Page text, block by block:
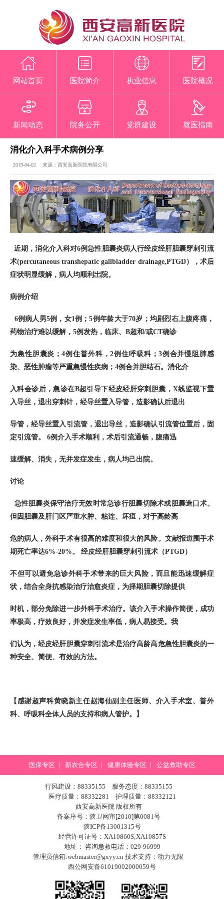
网站首页 医院简介 执业信息 医院概况
新闻动态 院务公开 党群建设 就医指南
消化介入科手术病例分享
2019-04-02 来源：西安高新医院有限公司
近期，消化介入科对6例急性胆囊炎病人行经皮经肝胆囊穿刺引流
术(percutaneous transhepatic gallbladder drainage,PTGD），术后
症状明显缓解，病人均顺利岀院。
病例介绍
6例病人男5例，女1例；5例年龄大于70岁；均剧烈右上腹疼痛，
药物治疗难以缓解，5例发热，临床、B超和/或CT确诊
为急性胆囊炎；4例住普外科，2例住呼吸科；3例合并慢阻肺感
染、恶性肿瘤等严重急慢性疾病；4例合并胆结石。 消化介
入科会诊后，急诊在B超引导下经皮经肝穿刺胆囊，X线监视下置
入导丝，退出穿刺针，经导丝置入导管，造影确认后退出
导管，经导丝置入引流管，退岀导丝，造影确认引流管位置后，固
定引流管。 6例介入手术顺利，术后引流通畅，腹痛迅
速缓解、消失，无并发症发生，病人均己出院。
讨论
急性胆囊炎保守治疗无效时常急诊行胆囊切除术或胆囊造口术。
但因胆囊及肝门区严重水肿、粘连、坏疽，对于高龄高
危的病人，外科手术有很高的难度和很大的风险。文献报道围手术
期死亡率达6%-20%。 经皮经肝胆囊穿刺引流术（PTGD）
不但可以避免急诊外科手术带来的巨大风险，而且能迅速缓解症
状，结合全身抗感染治疗治愈炎症，为择期胆囊切除提供
时机，部分免除进一步外科手术治疗。该介入手术操作简便，成功
率极高，疗效良好，并发症发生率低，病人易接受。我
们认为，经皮经肝胆囊穿刺引流术是治疗高龄高危急性胆囊炎的一
种安全、简便、有效的方法。
【感谢超声科黄晓新主任赵海仙副主任医师、介入手术室、普外
科、呼吸科全体人员的支持和病人管护。】
医保专区 | 新农合专区 | 健康体验专区 | 公益救助专区
行风建设：88335155 服务态度：88335155
医疗质量：88332281 护理质量：88332121
西安高新医院 版权所有
备案序号：陕卫网审[2010]第0081号
陕ICP备13001315号
经营许可证号：XA10860S;XA10857S
地址： 咨询急救电话：029-96999
管理员信箱:webmaster@gxyy.cn 技术支持： 动力无限
西公网安备61019002000059号